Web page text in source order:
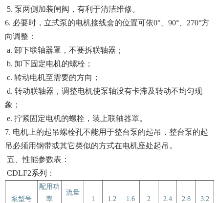
5. 泵两侧加装闸阀，有利于清洁维修。
6. 必要时，立式泵的电机接线盒的位置可依0°、90°、270°方
向调整：
a. 卸下联轴器罩，不要拆联轴器；
b. 卸下固定电机的螺栓；
c. 转动电机至需要的方向；
d. 转动联轴器，调整电机使泵轴没有卡滞及转动不均匀现
象；
e. 拧紧固定电机的螺栓，装上联轴器罩。
7. 电机上的起吊螺栓孔不能用于整台泵的起吊，整台泵的起
吊必须用钢带或其它类似的方式在电机座处起吊。
五、性能参数表：
CDLF2系列：
泵型号
配用功
率
流量
1
1.2 1.6 2 2.4 2.8
3.2